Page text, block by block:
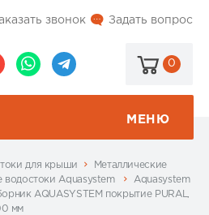
Задать вопрос
звонок
0
МЕНЮ
для крыши
Металлические
водостоки Aquasystem
Aquasystem
AQUASYSTEM покрытие PURAL,
мм